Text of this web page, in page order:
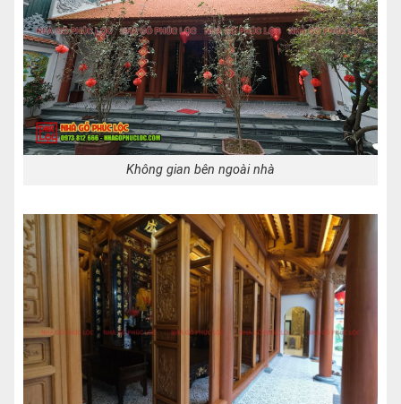
Không gian bên ngoài nhà